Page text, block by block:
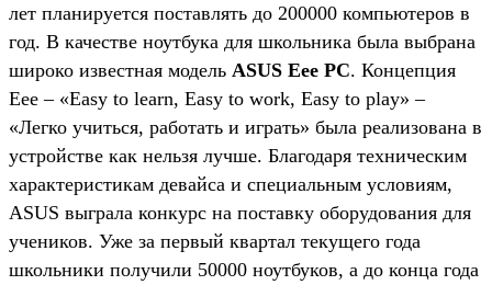
лет планируется поставлять до 200000 компьютеров в
год. В качестве ноутбука для школьника была выбрана
широко известная модель ASUS Eee PC. Концепция
Еее – «Easy to learn, Еasy to work, Easy to play» –
«Легко учиться, работать и играть» была реализована в
устройстве как нельзя лучше. Благодаря техническим
характеристикам девайса и специальным условиям,
ASUS выграла конкурс на поставку оборудования для
учеников. Уже за первый квартал текущего года
школьники получили 50000 ноутбуков, а до конца года